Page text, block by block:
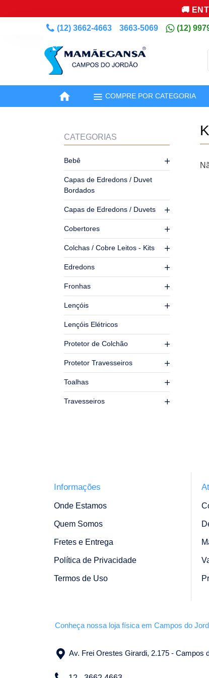
🚚
(12) 3662-4663 3663-5069 (12)
COMPRE POR CATEGORIA
CATEGORIAS
Bebê
Capas de Edredons / Duvet
Bordados
Capas de Edredons / Duvets
Cobertores
Colchas / Cobre Leitos - Kits
Edredons
Fronhas
Lençóis
Lençóis Elétricos
Protetor de Colchão
Protetor Travesseiros
Toalhas
Travesseiros
Informações
Onde Estamos
Quem Somos
Fretes e Entrega
Política de Privacidade
Termos de Uso
Conheça nossa loja física em Campos do
Av. Frei Orestes Girardi, 2.175 - Campos